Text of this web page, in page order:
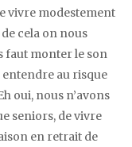
vivre modestement
cela on nous
faut monter le son
au risque
oui, nous n’avons
seniors, de vivre
en retrait de